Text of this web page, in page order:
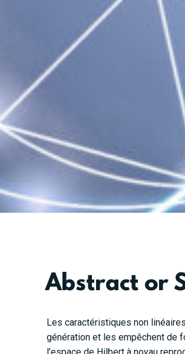
Abstract or
Les caractéristiques non
génération et les empêchent de